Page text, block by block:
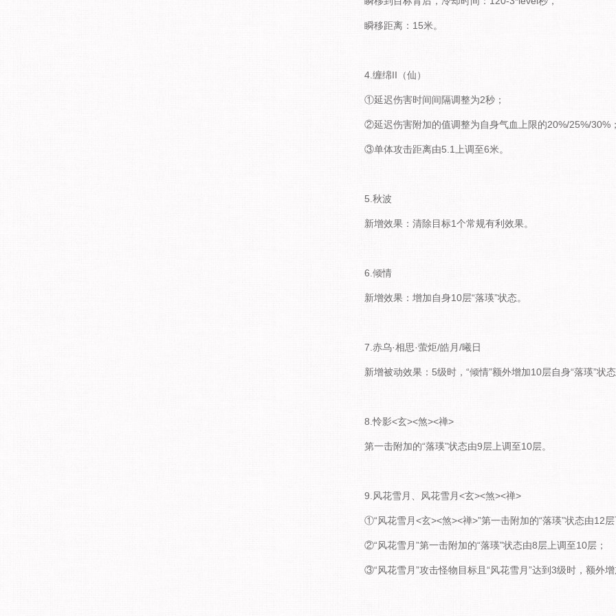
瞬移距离：15米。
4.缠绵II（仙）
①延迟伤害时间间隔调整为2秒；
②延迟伤害附加的值调整为自身气血上限的20%/25%/30%
③单体攻击距离由5.1上调至6米。
5.秋波
新增效果：清除目标1个常规有利效果。
6.倾情
新增效果：增加自身10层“落瑛”状态。
7.赤乌·相思·萤炬/皓月/曦日
新增被动效果：5级时，“倾情”额外增加10层自身“落瑛”状
8.怜影<玄><煞><禅>
第一击附加的“落瑛”状态由9层上调至10层。
9.风花雪月、风花雪月<玄><煞><禅>
①“风花雪月<玄><煞><禅>”第一击附加的“落瑛”状态由12
②“风花雪月”第一击附加的“落瑛”状态由8层上调至10层；
③“风花雪月”攻击怪物目标且“风花雪月”达到3级时，额外